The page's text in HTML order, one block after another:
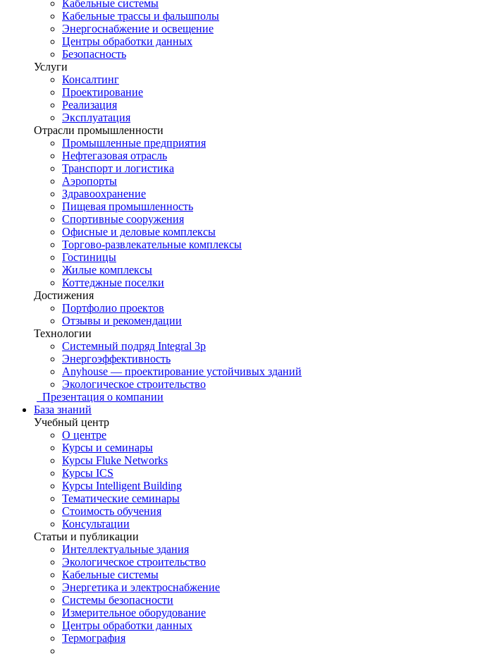
Кабельные системы
Кабельные трассы и фальшполы
Энергоснабжение и освещение
Центры обработки данных
Безопасность
Услуги
Консалтинг
Проектирование
Реализация
Эксплуатация
Отрасли промышленности
Промышленные предприятия
Нефтегазовая отрасль
Транспорт и логистика
Аэропорты
Здравоохранение
Пищевая промышленность
Спортивные сооружения
Офисные и деловые комплексы
Торгово-развлекательные комплексы
Гостиницы
Жилые комплексы
Коттеджные поселки
Достижения
Портфолио проектов
Отзывы и рекомендации
Технологии
Системный подряд Integral 3p
Энергоэффективность
Anyhouse — проектирование устойчивых зданий
Экологическое строительство
Презентация о компании
База знаний
Учебный центр
О центре
Курсы и семинары
Курсы Fluke Networks
Курсы ICS
Курсы Intelligent Building
Тематические семинары
Стоимость обучения
Консультации
Статьи и публикации
Интеллектуальные здания
Экологическое строительство
Кабельные системы
Энергетика и электроснабжение
Системы безопасности
Измерительное оборудование
Центры обработки данных
Термография